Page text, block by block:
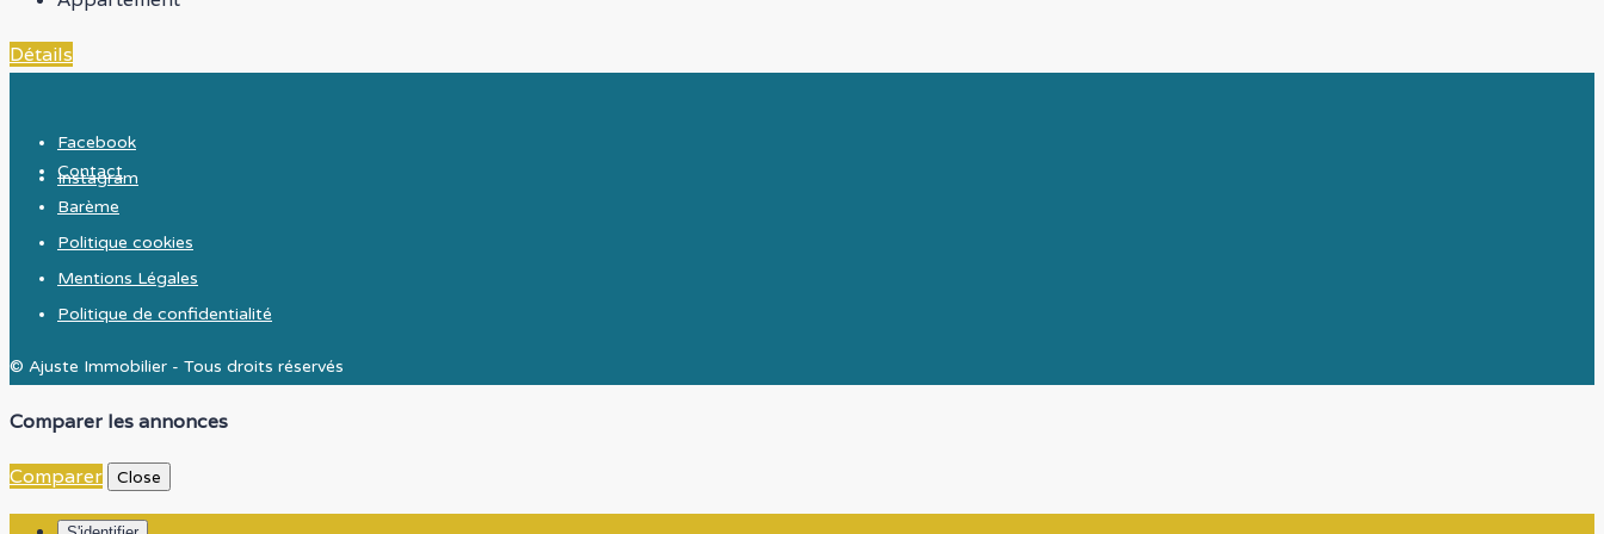
Détails
Facebook
Instagram
Contact
Barème
Politique cookies
Mentions Légales
Politique de confidentialité
© Ajuste Immobilier - Tous droits réservés
Comparer les annonces
Comparer Close